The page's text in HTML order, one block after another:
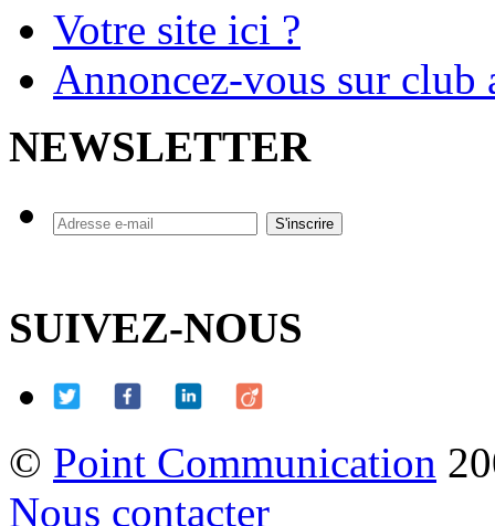
Votre site ici ?
Annoncez-vous sur
NEWSLETTER
SUIVEZ-NOUS
© Point Communication
Nous contacter